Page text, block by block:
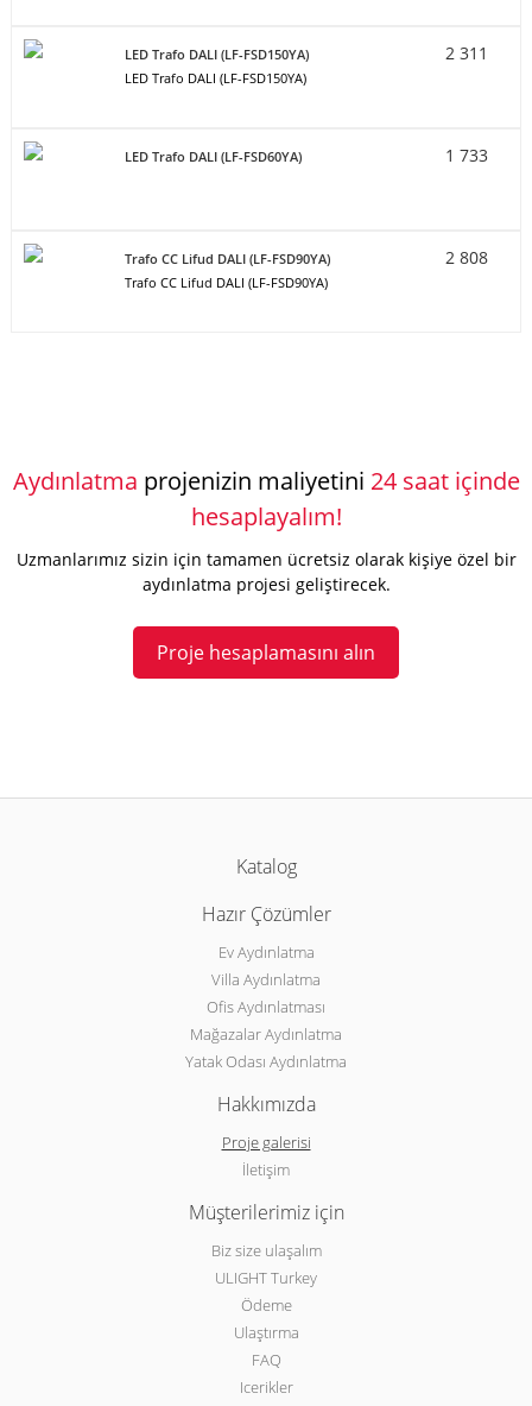
LED Trafo DALI (LF-FSD150YA)
LED Trafo DALI (LF-FSD150YA)
2 311
LED Trafo DALI (LF-FSD60YA) 1 733
Trafo CC Lifud DALI (LF-FSD90YA)
Trafo CC Lifud DALI (LF-FSD90YA)
2 808
Aydınlatma projenizin maliyetini 24 saat içinde
hesaplayalım!
Uzmanlarımız sizin için tamamen ücretsiz olarak kişiye özel bir
aydınlatma projesi geliştirecek.
Proje hesaplamasını alın
Katalog
Hazır Çözümler
Ev Aydınlatma
Villa Aydınlatma
Ofis Aydınlatması
Mağazalar Aydınlatma
Yatak Odası Aydınlatma
Hakkımızda
Proje galerisi
İletişim
Müşterilerimiz için
Biz size ulaşalım
ULIGHT Turkey
Ödeme
Ulaştırma
FAQ
Icerikler